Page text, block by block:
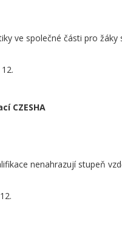
ve společné části pro
CZESHA
nenahrazují stupeň